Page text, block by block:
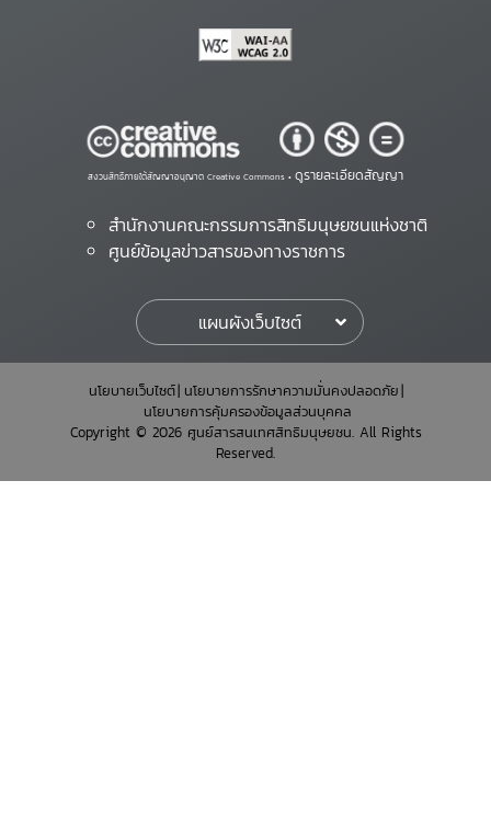
สงวนสิทธิ์ภายใต้สัญญาอนุญาต Creative Commons • ดูรายละเอียดสัญญา
สำนักงานคณะกรรมการสิทธิมนุษยชนแห่งชาติ
ศูนย์ข้อมูลข่าวสารของทางราชการ
แผนผังเว็บไซต์
นโยบายเว็บไซต์ นโยบายการรักษาความมั่นคงปลอดภัย
นโยบายการคุ้มครองข้อมูลส่วนบุคคล
Copyright © 2026 ศูนย์สารสนเทศสิทธิมนุษยชน. All Rights
Reserved.